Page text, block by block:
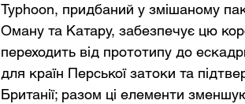
Typhoon, придбаний у змішаному
Оману та Катару, забезпечує цю
переходить від прототипу до
для країн Перської затоки та
Британії; разом ці елементи